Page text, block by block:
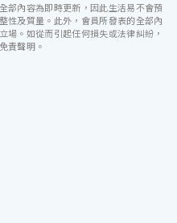
部內容為即時更新，因此生活易不會預
性及質量。此外，會員所發表的全部內
場。如從而引起任何損失或法律糾紛，
責聲明。